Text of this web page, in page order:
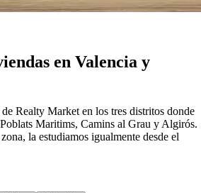
en Valencia y
Realty Market en los tres distritos donde
Maritims, Camins al Grau y Algirós.
la estudiamos igualmente desde el